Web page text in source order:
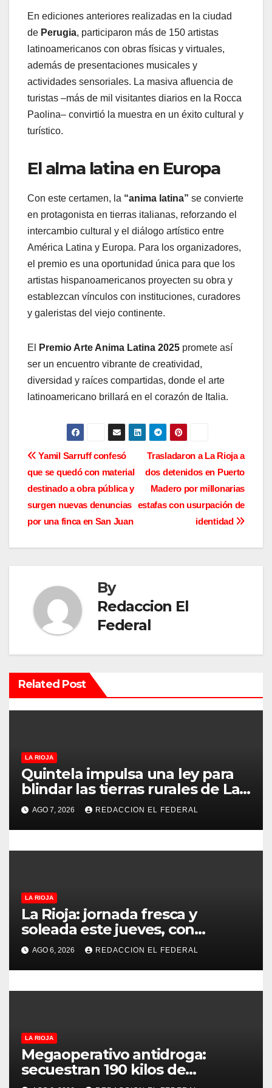
En ediciones anteriores realizadas en la ciudad
de Perugia, participaron más de 150 artistas
latinoamericanos con obras físicas y virtuales,
además de presentaciones musicales y
actividades sensoriales. La masiva afluencia de
turistas –más de mil visitantes diarios en la Rocca
Paolina– convirtió la muestra en un éxito cultural y
turístico.
El alma latina en Europa
Con este certamen, la “anima latina” se convierte
en protagonista en tierras italianas, reforzando el
intercambio cultural y el diálogo artístico entre
América Latina y Europa. Para los organizadores,
el premio es una oportunidad única para que los
artistas hispanoamericanos proyecten su obra y
establezcan vínculos con instituciones, curadores
y galeristas del viejo continente.
El Premio Arte Anima Latina 2025 promete así
ser un encuentro vibrante de creatividad,
diversidad y raíces compartidas, donde el arte
latinoamericano brillará en el corazón de Italia.
N
a
v
e
c
ó
n
d
e
n
t
r
a
a
s
Trasladaron a La Rioja a
dos detenidos en Puerto
Madero por millonarias
estafas con usurpación de
identidad
Yamil Sarruff confesó
que se quedó con material
destinado a obra pública y
surgen nuevas denuncias
por una finca en San Juan
By
Redaccion El
Federal
Related Post
LA RIOJA
Quintela impulsa una ley para
blindar las tierras rurales de La
Rioja: cuáles son los principales
puntos
AGO 7, 2026 REDACCION EL FEDERAL
LA RIOJA
La Rioja: jornada fresca y
soleada este jueves, con
temperaturas estables para el
viernes
AGO 6, 2026 REDACCION EL FEDERAL
LA RIOJA
Megaoperativo antidroga:
secuestran 190 kilos de